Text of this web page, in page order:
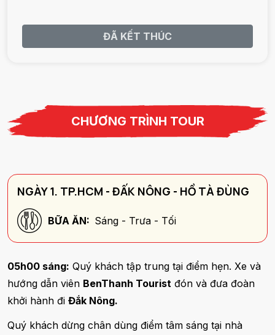
ĐÃ KẾT THÚC
CHƯƠNG TRÌNH TOUR
NGÀY 1. TP.HCM - ĐẤK NÔNG - HỒ TÀ ĐÙNG
BỮA ĂN: Sáng - Trưa - Tối
05h00 sáng: Quý khách tập trung tại điểm hẹn. Xe và
hướng dẫn viên BenThanh Tourist đón và đưa đoàn
khởi hành đi Đắk Nông.
Quý khách dừng chân dùng điểm tâm sáng tại nhà